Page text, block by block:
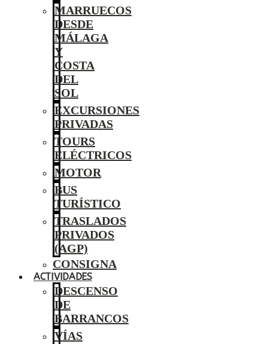
MARRUECOS
DESDE
MÁLAGA
Y
COSTA
DEL
SOL
EXCURSIONES
PRIVADAS
TOURS
ELÉCTRICOS
MOTOR
BUS
TURÍSTICO
TRASLADOS
PRIVADOS
(AGP)
CONSIGNA
ACTIVIDADES
DESCENSO
DE
BARRANCOS
VÍAS